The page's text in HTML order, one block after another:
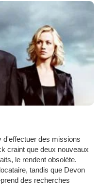
d'effectuer des missions
craint que deux nouveaux
le rendent obsolète.
tandis que Devon
des recherches